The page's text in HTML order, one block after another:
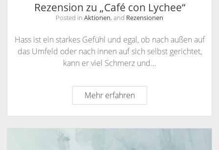
Rezension zu „Café con Lychee“
Posted in Aktionen, and Rezensionen
Hass ist ein starkes Gefühl und egal, ob nach außen auf
das Umfeld oder nach innen auf sich selbst gerichtet,
kann er viel Schmerz und…
Mehr erfahrenRezension
zu
„Café
con